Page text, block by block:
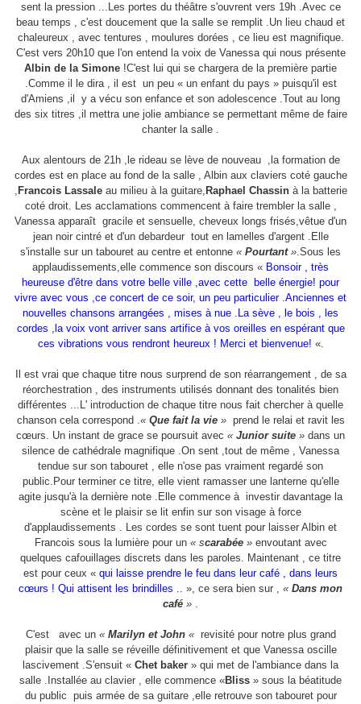
sent la pression ...Les portes du théâtre s'ouvrent vers 19h .Avec ce
beau temps , c'est doucement que la salle se remplit .Un lieu chaud et
chaleureux , avec tentures , moulures dorées , ce lieu est magnifique.
C'est vers 20h10 que l'on entend la voix de Vanessa qui nous présente
Albin de la Simone !C'est lui qui se chargera de la première partie
.Comme il le dira , il est un peu « un enfant du pays » puisqu'il est
d'Amiens ,il
y a vécu son enfance et son adolescence .Tout au long
des six titres ,il mettra une jolie ambiance se permettant même de faire
chanter la salle .
Aux alentours de 21h ,le rideau se lève de nouveau
,la formation de
cordes est en place au fond de la salle , Albin aux claviers coté gauche
, Francois Lassaleau milieu à la guitare, Raphael Chassinà la batterie
coté droit. Les acclamations commencent à faire trembler la salle ,
Vanessa apparaît gracile et sensuelle, cheveux longs frisés,vêtue d'un
jean noir cintré et d'un debardeur tout en lamelles d'argent .Elle
s'installe sur un tabouret au centre et entonne « Pourtant».Sous les
applaudissements,elle commence son discours « Bonsoir , très
heureuse d'être dans votre belle ville ,avec cette
belle énergie! pour
vivre avec vous ,ce concert de ce soir, un peu particulier .Anciennes et
nouvelles chansons arrangées , mises à nue .La sève , le bois , les
cordes ,la voix vont arriver sans artifice à vos oreilles en espérant que
ces vibrations vous rendront heureux ! Merci et bienvenue! «.
Il est vrai que chaque titre nous surprend de son réarrangement , de sa
réorchestration , des instruments utilisés donnant des tonalités bien
différentes ...L' introduction de chaque titre nous fait chercher à quelle
chanson cela correspond .« Que fait la vie» prend le relai et ravit les
cœurs. Un instant de grace se poursuit avec « Junior suite » dans un
silence de cathédrale magnifique .On sent ,tout de même , Vanessa
tendue sur son tabouret , elle n'ose pas vraiment regardé son
public.Pour terminer ce titre, elle vient ramasser une lanterne qu'elle
agite jusqu'à la dernière note .Elle commence à investir davantage la
scène et le plaisir se lit enfin sur son visage à force
d'applaudissements . Les cordes se sont tuent pour laisser Albin et
Francois sous la lumière pour un « scarabée»envoutant avec
quelques cafouillages discrets dans les paroles. Maintenant , ce titre
est pour ceux « qui laisse prendre le feu dans leur café , dans leurs
cœurs ! Qui attisent les brindilles .. », ce sera bien sur , « Dans mon
café » .
C'est avec un « Marilyn et John«revisité pour notre plus grand
plaisir que la salle se réveille définitivement et que Vanessa oscille
lascivement .S'ensuit « Chet baker » qui met de l'ambiance dans la
salle .Installée au clavier , elle commence «Bliss » sous la béatitude
du public puis armée de sa guitare ,elle retrouve son tabouret pour